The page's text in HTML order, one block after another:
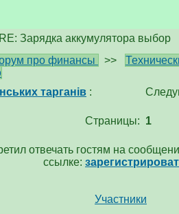
RE: Зарядка аккумулятора выбор
про финансы >>
тарганів :
Страницы: 1
отвечать гостям на
ссылке:
Участники